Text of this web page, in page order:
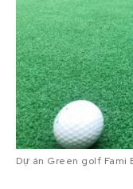
Dự án Green golf Fami